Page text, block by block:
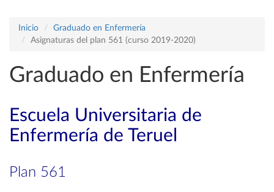
Inicio
Graduado en Enfermería
Asignaturas del plan 561 (curso 2019-2020)
Graduado en Enfermería
Escuela Universitaria de
Enfermería de Teruel
Plan 561